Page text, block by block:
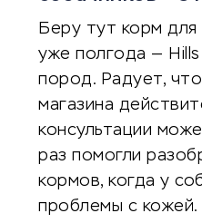
Беру тут корм для
уже полгода — Hills
пород. Радует,
магазина
консультации
раз помогли
кормов, когда у
проблемы с